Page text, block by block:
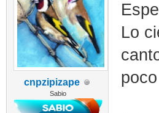
cnpzipizape
Sabio
Lo